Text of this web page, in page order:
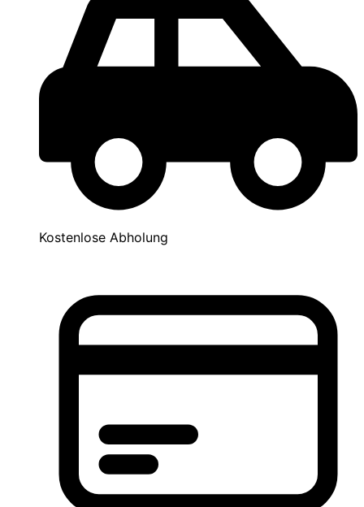
Kostenlose Abholung